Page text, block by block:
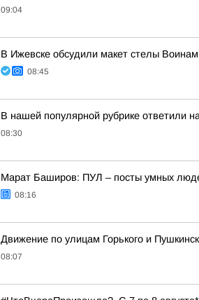
09:04
В Ижевске обсудили макет стелы
08:45
В нашей популярной рубрике ответили
08:30
Марат Баширов: ПУЛ – посты умных
08:16
Движение по улицам Горького и
08:07